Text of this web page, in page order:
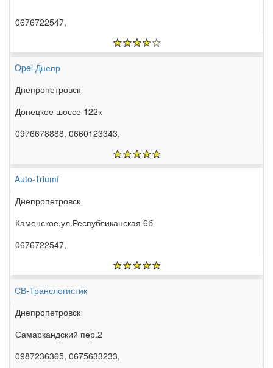
0676722547,
Opel Днепр
Днепропетровск
Донецкое шоссе 122к
0976678888, 0660123343,
Auto-Triumf
Днепропетровск
Каменское,ул.Республиканская 6б
0676722547,
СВ-Транслогистик
Днепропетровск
Самаркандский пер.2
0987236365, 0675633233,